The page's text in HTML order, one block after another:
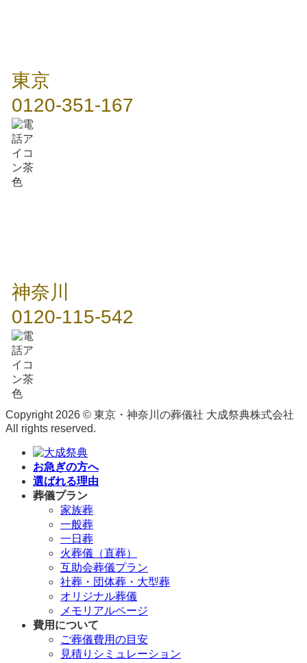
東京
0120-351-167
神奈川
0120-115-542
Copyright 2026 © 東京・神奈川の葬儀社 大成祭典株式会社
All rights reserved.
お急ぎの方へ
選ばれる理由
葬儀プラン
家族葬
一般葬
一日葬
火葬儀（直葬）
互助会葬儀プラン
社葬・団体葬・大型葬
オリジナル葬儀
メモリアルページ
費用について
ご葬儀費用の目安
見積りシミュレーション